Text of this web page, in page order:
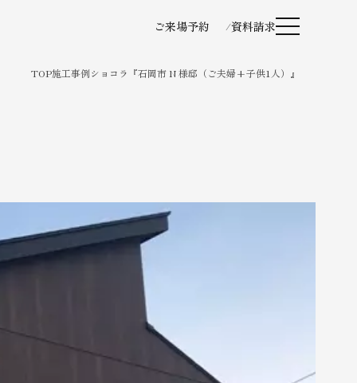
ご来場予約 資料請求
TOP施工事例ショコラ『石岡市 N 様邸（ご夫婦+子供1人）』